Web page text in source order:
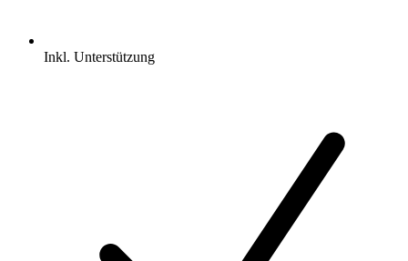
Inkl. Unterstützung